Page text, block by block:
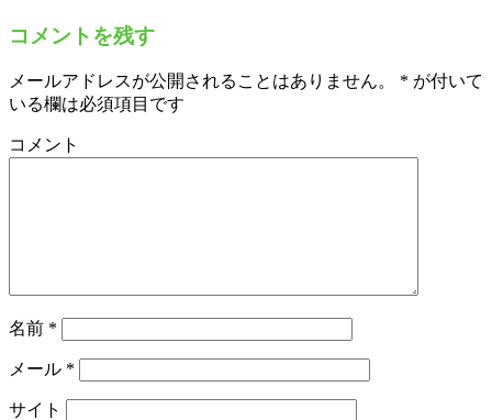
コメントを残す
メールアドレスが公開されることはありません。 * が付いて
いる欄は必須項目です
コメント
名前 *
メール *
サイト